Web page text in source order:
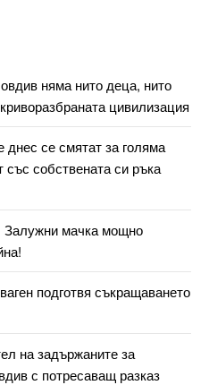
няма нито деца, нито
цивилизация
се смятат за голяма
собствената си ръка
Залужни мачка мощно
подготвя съкращаването
на задържаните за
с потресаващ разказ